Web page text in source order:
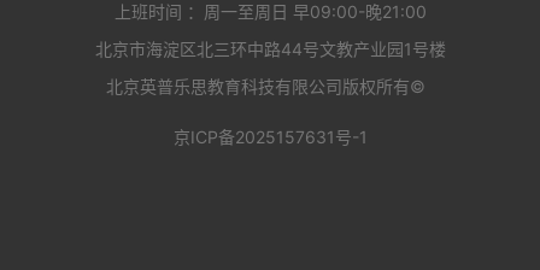
上班时间 ：周一至周日 早09:00-晚21:00
北京市海淀区北三环中路44号文教产业园1号楼
北京英普乐思教育科技有限公司版权所有©
京ICP备2025157631号-1